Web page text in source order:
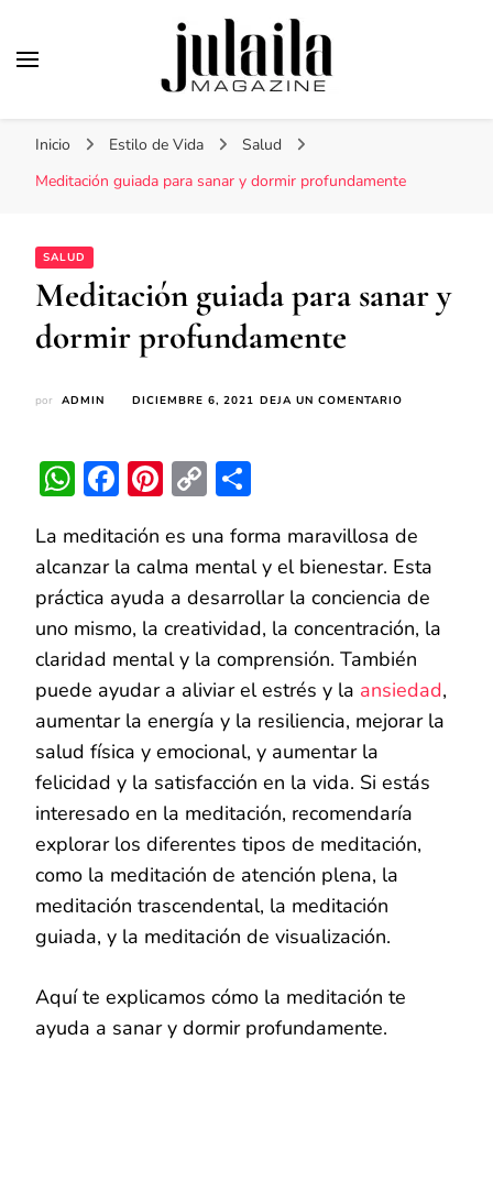
Inicio Estilo de Vida
Salud
Meditación guiada para sanar y dormir profundamente
SALUD
Meditación guiada para sanar y
dormir profundamente
por ADMIN DICIEMBRE 6, 2021 DEJA UN COMENTARIO
WhatsApp
Facebook
Pinterest
Copy
La meditación es una forma maravillosa de
alcanzar la calma mental y el bienestar. Esta
práctica ayuda a desarrollar la conciencia de
uno mismo, la creatividad, la concentración, la
claridad mental y la comprensión. También
puede ayudar a aliviar el estrés y la ansiedad,
aumentar la energía y la resiliencia, mejorar la
salud física y emocional, y aumentar la
felicidad y la satisfacción en la vida. Si estás
interesado en la meditación, recomendaría
explorar los diferentes tipos de meditación,
como la meditación de atención plena, la
meditación trascendental, la meditación
guiada, y la meditación de visualización.
Aquí te explicamos cómo la meditación te
ayuda a sanar y dormir profundamente.